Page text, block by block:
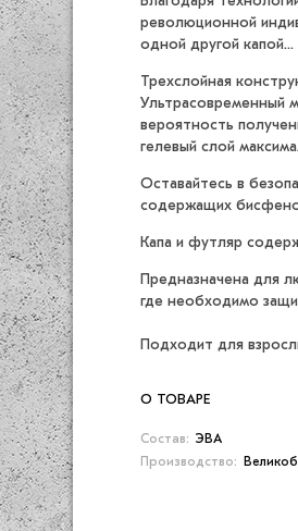
революционной
одной другой
Трехслойная
Ультрасовременный
вероятность
гелевый слой
Оставайтесь в
содержащих
Капа и футляр
Предназначена для
где необходимо
Подходит для
О ТОВАРЕ
Состав: ЭВА
Производство: